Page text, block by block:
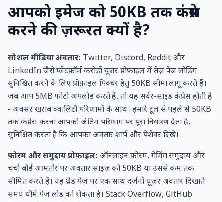
आपको इमेज को 50KB तक कंप्रेस
करने की ज़रूरत क्यों है?
सोशल मीडिया अवतार: Twitter, Discord, Reddit और
LinkedIn जैसे प्लेटफ़ॉर्म करोड़ों यूज़र प्रोफ़ाइल में तेज़ पेज लोडिंग
सुनिश्चित करने के लिए प्रोफ़ाइल पिक्चर हेतु 50KB सीमा लागू करते हैं।
जब आप 5MB फोटो अपलोड करते हैं, तो यह सर्वर-साइड कंप्रेस होती है
- अक्सर खराब क्वालिटी परिणामों के साथ। हमारे टूल से पहले से 50KB
तक कंप्रेस करना आपको अंतिम परिणाम पर पूरा नियंत्रण देता है,
सुनिश्चित करता है कि आपका अवतार शार्प और पेशेवर दिखे।
फ़ोरम और समुदाय प्रोफ़ाइल: ऑनलाइन फ़ोरम, गेमिंग समुदाय और
चर्चा बोर्ड आमतौर पर अवतार साइज़ को 50KB या उससे कम तक
सीमित करते हैं। यह थ्रेड पेज पर एक साथ दर्जनों यूज़र अवतार दिखाते
समय धीमे पेज लोड को रोकता है। Stack Overflow, GitHub